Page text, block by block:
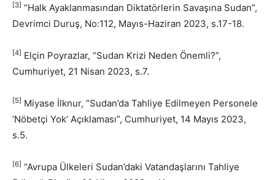
[3] “Halk Ayaklanmasından Diktatörlerin Savaşına Sudan”,
Devrimci Duruş, No:112, Mayıs-Haziran 2023, s.17-18.
[4] Elçin Poyrazlar, “Sudan Krizi Neden Önemli?”,
Cumhuriyet, 21 Nisan 2023, s.7.
[5] Miyase İlknur, “Sudan’da Tahliye Edilmeyen Personele
‘Nöbetçi Yok’ Açıklaması”, Cumhuriyet, 14 Mayıs 2023,
s.5.
[6] “Avrupa Ülkeleri Sudan’daki Vatandaşlarını Tahliye